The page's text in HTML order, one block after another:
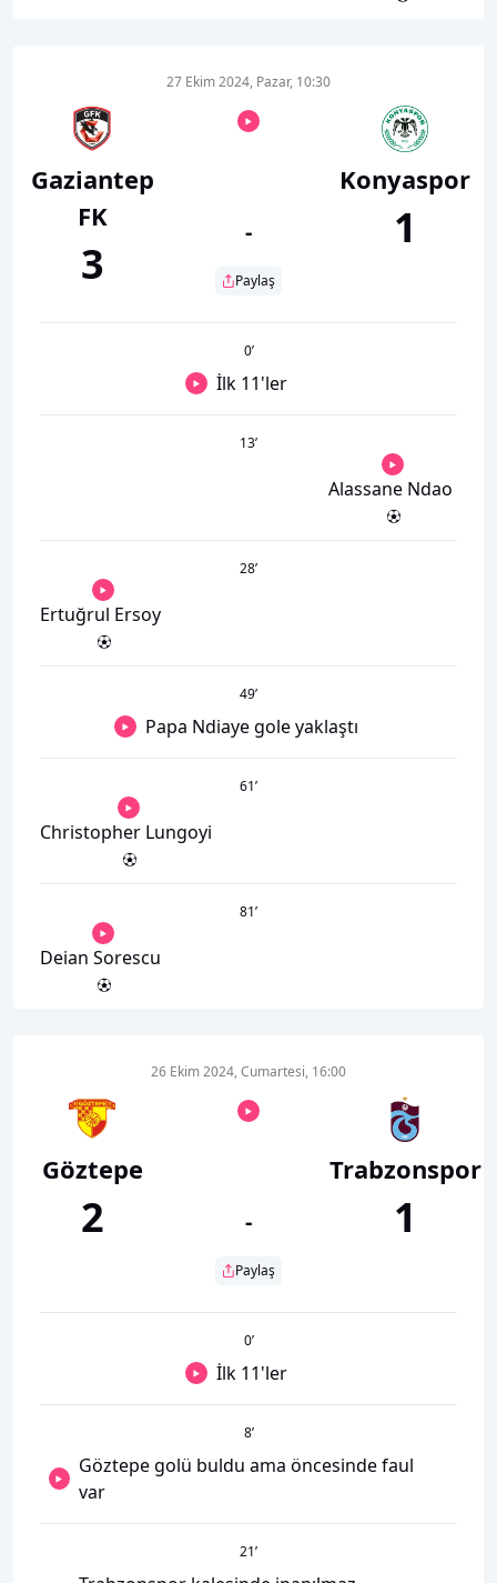
Gaziantep
FK
3
27 Ekim 2024, Pazar, 10:30
-
Paylaş
Konyaspor
1
0’
İlk 11'ler
13’
Alassane Ndao
28’
Ertuğrul Ersoy
49’
Papa Ndiaye gole yaklaştı
61’
Christopher Lungoyi
81’
Deian Sorescu
Göztepe
2
26 Ekim 2024, Cumartesi, 16:00
-
Paylaş
Trabzonspor
1
0’
İlk 11'ler
8’
Göztepe golü buldu ama öncesinde faul
var
21’